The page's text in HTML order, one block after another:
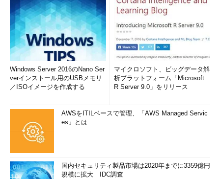
CYCLE
：昇順の場合は最大値に達すると最小値に戻る。降
順の場合は最小値に達すると最大値に戻る
NOCYCLE：デフォルト。順序が最大値（降順の場合は最
小値）に達すると、それ以上の値を生成しない
順序を使用するときには、NEXTVAL疑似列、CURRVAL疑似列
を使用します。
の番号を発行する
CURRVAL
*** 一部省略されたコンテンツがあり
Windows Server 2016のNano Ser
verインストール用のUSBメモリ
／ISOイメージを作成する
マイクロソフト、ビッグデータ解
析プラットフォーム「Microsoft
R Server 9.0」をリリース
AWSをITILベースで管理、「AWS Managed Servic
es」とは
国内セキュリティ製品市場は2020年までに3359億円
規模に拡大 IDC調査